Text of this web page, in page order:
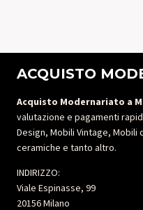
ACQUISTO
Acquisto Modernariato a
valutazione e pagamenti
Design, Mobili Vintage, Mobili
ceramiche e tanto altro.
INDIRIZZO:
Viale Espinasse, 99
20156 Milano